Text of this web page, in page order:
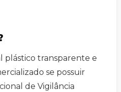
plástico transparente e
se possuir
de Vigilância